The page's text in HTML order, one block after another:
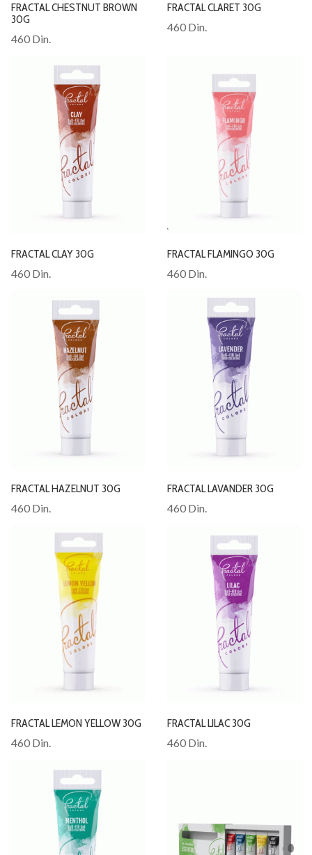
FRACTAL CHESTNUT BROWN
30G
460 Din.
FRACTAL CLARET 30G
460 Din.
FRACTAL CLAY 30G
460 Din.
FRACTAL FLAMINGO 30G
460 Din.
FRACTAL HAZELNUT 30G
460 Din.
FRACTAL LAVANDER 30G
460 Din.
FRACTAL LEMON YELLOW 30G
460 Din.
FRACTAL LILAC 30G
460 Din.